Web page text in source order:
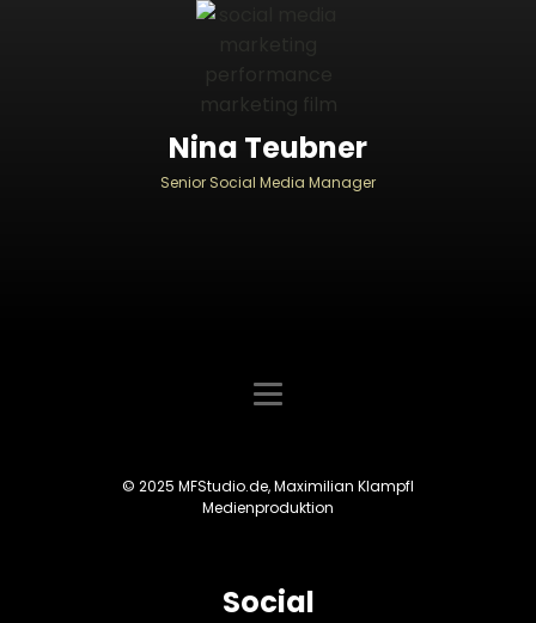
Nina Teubner
Senior Social Media Manager
© 2025 MFStudio.de, Maximilian Klampfl
Medienproduktion
Social